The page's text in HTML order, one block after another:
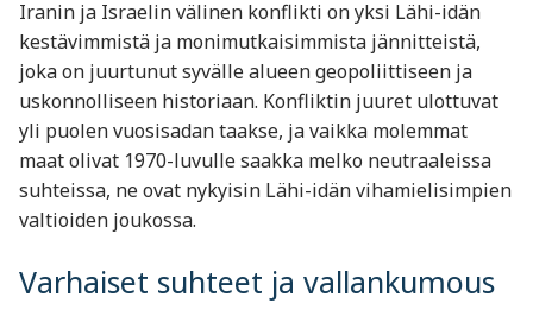
Iranin ja Israelin välinen konflikti on yksi Lähi-idän
kestävimmistä ja monimutkaisimmista jännitteistä,
joka on juurtunut syvälle alueen geopoliittiseen ja
uskonnolliseen historiaan. Konfliktin juuret ulottuvat
yli puolen vuosisadan taakse, ja vaikka molemmat
maat olivat 1970-luvulle saakka melko neutraaleissa
suhteissa, ne ovat nykyisin Lähi-idän vihamielisimpien
valtioiden joukossa.
Varhaiset suhteet ja vallankumous